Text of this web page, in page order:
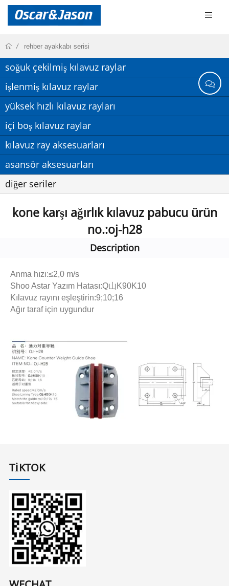
rehber ayakkabı serisi
soğuk çekilmiş kılavuz raylar
işlenmiş kılavuz raylar
yüksek hızlı kılavuz rayları
içi boş kılavuz raylar
kılavuz ray aksesuarları
asansör aksesuarları
diğer seriler
kone karşı ağırlık kılavuz pabucu ürün
no.:oj-h28
Description
Anma hızı:≤2,0 m/s
Shoo Astar Yazım Hatası:Q山K90K10
Kılavuz rayını eşleştirin:9;10;16
Ağır taraf için uygundur
TIKTOK